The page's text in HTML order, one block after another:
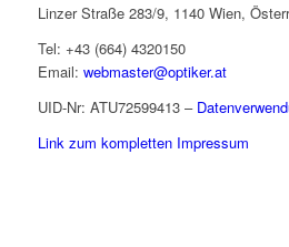
Linzer Straße 283/9, 1140 Wien,
Tel: +43 (664) 4320150
Email: webmaster@optiker.at
UID-Nr: ATU72599413 –
Link zum kompletten Impressum